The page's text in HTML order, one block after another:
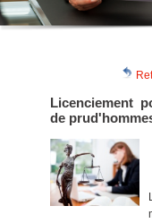
Licenciement
de